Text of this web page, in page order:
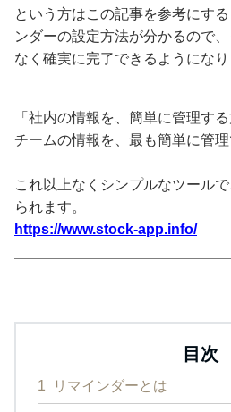
という方はこの記事を参考にす
ンダーの設定方法が分かるので
なく確実に完了できるようになり
「社内の情報を、簡単に管理する
チームの情報を、最も簡単に管理
これ以上なくシンプルなツール
られます。
https://www.stock-app.info/
目次
1 リマインダーとは